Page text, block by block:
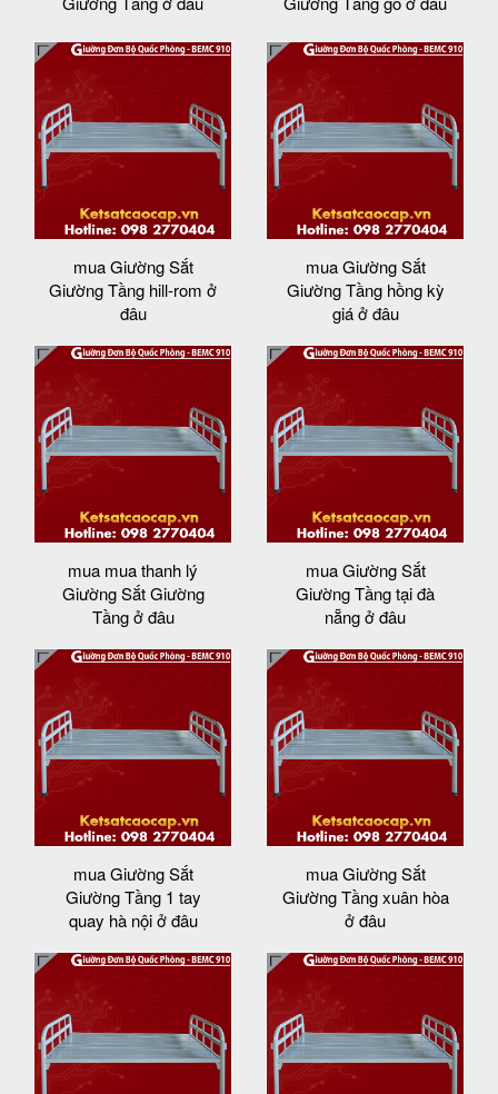
mua Giường Sắt
Giường Tầng hill-rom ở
đâu
mua Giường Sắt
Giường Tầng hồng kỳ
giá ở đâu
mua mua thanh lý
Giường Sắt Giường
Tầng ở đâu
mua Giường Sắt
Giường Tầng tại đà
nẵng ở đâu
mua Giường Sắt
Giường Tầng 1 tay
quay hà nội ở đâu
mua Giường Sắt
Giường Tầng xuân hòa
ở đâu